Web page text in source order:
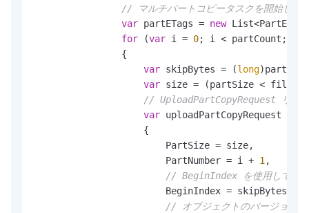
// マルチパートコピータスクを開始しま
var partETags = new
for (var i = 0; i < partCount;
                {
var skipBytes = (long
var size = (partSize <
// UploadPartCopyRequest リクエ
var uploadPartCopyRequest =
                    {
                        PartSize = size,
                        PartNumber = i +
1,
// BeginIndex を使用して、パ
                        BeginIndex = skipBytes,
// オブジェクトのバージョン